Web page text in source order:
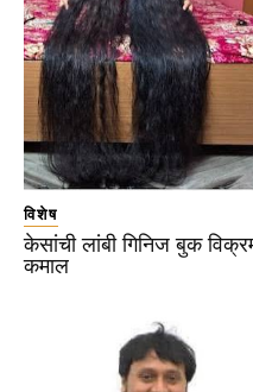
विशेष
केसांची लांबी गिनिज बुक
कमाल